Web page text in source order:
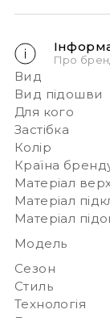
Про
Вид
Вид підошви
Для кого
Застібка
Колір
Країна
Матеріал
Матеріал
Матеріал
Модель
Сезон
Стиль
Технологія